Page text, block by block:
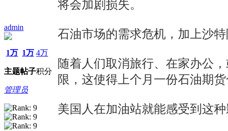
admin
1万
主题
1万
帖子
4万
积分
管理员
将会加剧损失。
石油市场的需求危机，加上沙
随着人们取消旅行、在家办公
限，这使得上个月一份石油期货
美国人在加油站就能感受到这